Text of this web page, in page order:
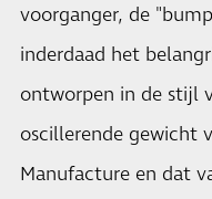
voorganger, de
inderdaad het
ontworpen in de stijl
oscillerende gewicht
Manufacture en dat